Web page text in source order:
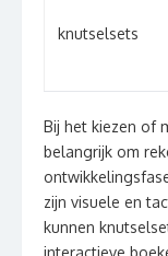
knutselsets
Bij het kiezen of
belangrijk om
zijn visuele en
kunnen
interactieve